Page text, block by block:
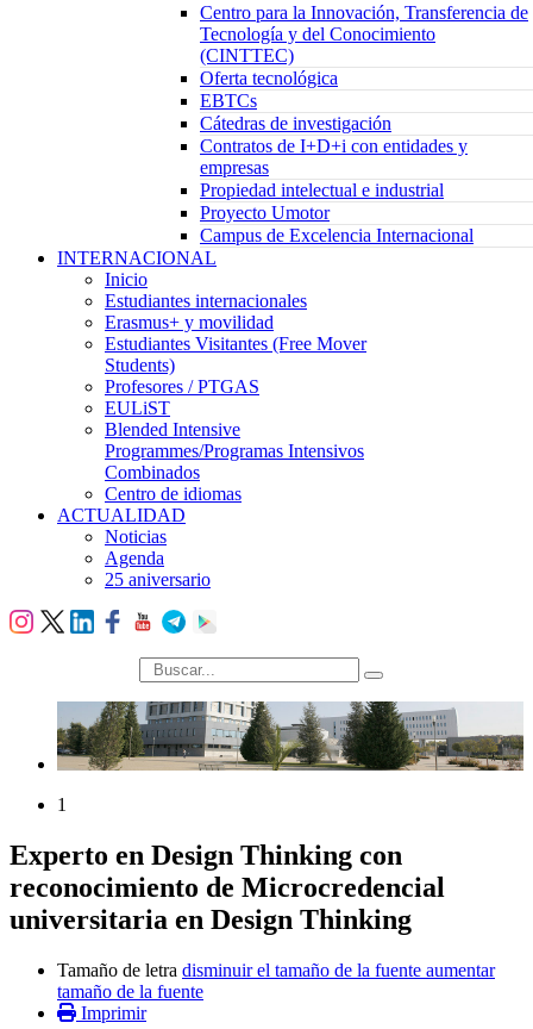
Centro para la Innovación, Transferencia de
Tecnología y del Conocimiento
(CINTTEC)
Oferta tecnológica
EBTCs
Cátedras de investigación
Contratos de I+D+i con entidades y
empresas
Propiedad intelectual e industrial
Proyecto Umotor
Campus de Excelencia Internacional
INTERNACIONAL
Inicio
Estudiantes internacionales
Erasmus+ y movilidad
Estudiantes Visitantes (Free Mover
Students)
Profesores / PTGAS
EULiST
Blended Intensive
Programmes/Programas Intensivos
Combinados
Centro de idiomas
ACTUALIDAD
Noticias
Agenda
25 aniversario
búsqueda
1
Experto en Design Thinking con
reconocimiento de Microcredencial
universitaria en Design Thinking
Tamaño de letra disminuir el tamaño de la fuente aumentar
tamaño de la fuente
Imprimir